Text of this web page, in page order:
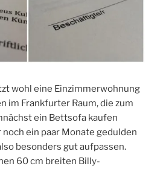
wohl eine Einzimmerwohnung
im Frankfurter Raum, die zum
ein Bettsofa kaufen
ein paar Monate gedulden
besonders gut aufpassen.
60 cm breiten Billy-